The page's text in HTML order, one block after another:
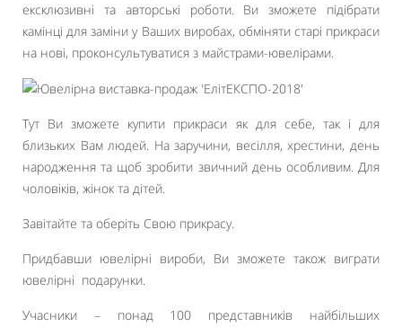
ексклюзивні та авторські роботи. Ви зможете підібрати
камінці для заміни у Ваших виробах, обміняти старі прикраси
на нові, проконсультуватися з майстрами-ювелірами.
Тут Ви зможете купити прикраси як для себе, так і для
близьких Вам людей. На заручини, весілля, хрестини, день
народження та щоб зробити звичний день особливим. Для
чоловіків, жінок та дітей.
Завітайте та оберіть Свою прикрасу.
Придбавши ювелірні вироби, Ви зможете також виграти
ювелірні подарунки.
Учасники – понад 100 представників найбільших